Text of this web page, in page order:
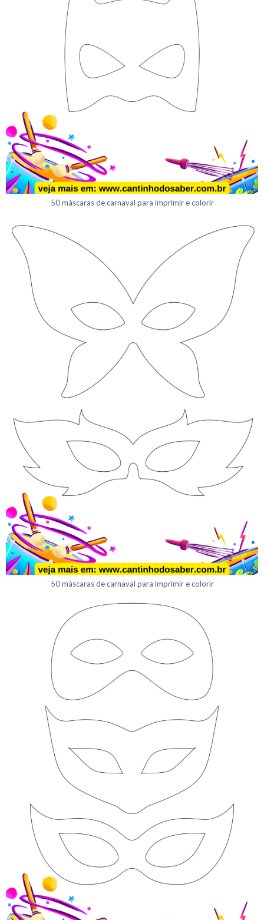
50 máscaras de carnaval para imprimir e colorir
50 máscaras de carnaval para imprimir e colorir